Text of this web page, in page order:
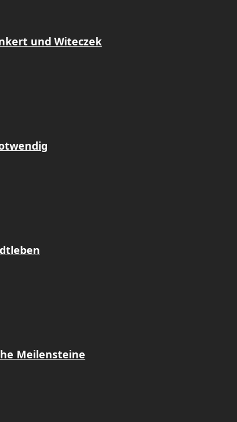
und Witeczek
Meilensteine